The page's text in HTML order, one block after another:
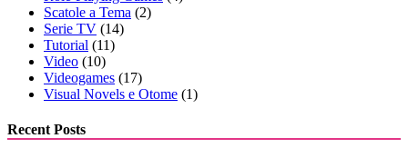
Scatole a Tema (2)
Serie TV (14)
Tutorial (11)
Video (10)
Videogames (17)
Visual Novels e Otome (1)
Recent Posts